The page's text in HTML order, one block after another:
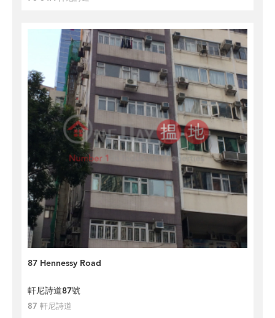
87 Hennessy Road
軒尼詩道87號
87 軒尼詩道